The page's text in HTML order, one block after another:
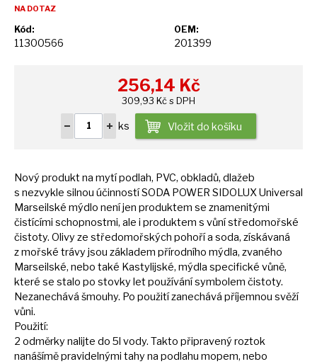
NA DOTAZ
Kód:
11300566
OEM:
201399
256,14 Kč
309,93 Kč s DPH
ks Vložit do košíku
Nový produktna mytí podlah, PVC, obkladů, dlažeb
s nezvykle silnou účinností SODA POWER SIDOLUX Universal
Marseilské mýdlo není jen produktem se znamenitými
čistícími schopnostmi, ale i produktem s vůní středomořské
čistoty. Olivyze středomořských pohořía soda, získávaná
zmořské trávy jsou základem přírodního mýdla, zvaného
Marseilské, nebo také Kastylijské, mýdla specifické vůně,
které se stalo po stovky let používání symbolem čistoty.
Nezanechává šmouhy. Po použití zanechává příjemnou svěží
vůni.
Použití:
2 odměrky nalijte do 5l vody. Takto připravený roztok
nanášímě pravidelnými tahyna podlahu mopem, nebo